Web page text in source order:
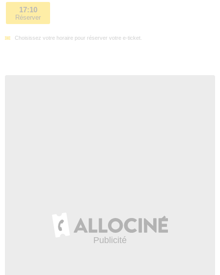
17:10
Réserver
Choisissez votre horaire pour réserver votre e-ticket.